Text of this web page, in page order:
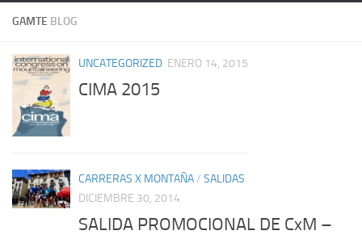
GAMTE BLOG
UNCATEGORIZED ENERO 14, 2015
CIMA 2015
CARRERAS X MONTAÑA/ SALIDAS
DICIEMBRE 30, 2014
SALIDA PROMOCIONAL DE CxM –